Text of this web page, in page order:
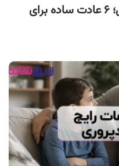
روتین صبحگاهی ایده‌آل؛ ۶ عادت ساده برای